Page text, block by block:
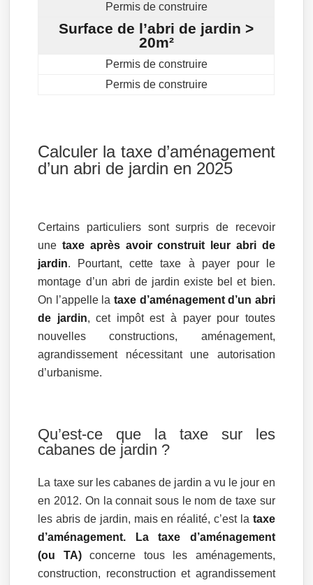
Permis de construire
Surface de l’abri de jardin >
20m²
Permis de construire
Permis de construire
Calculer la taxe d’aménagement
d’un abri de jardin en 2025
Certains particuliers sont surpris de recevoir
unetaxe après avoir construit leur abri de
jardin. Pourtant, cette taxe à payer pour le
montage d’un abri de jardin existe bel et bien.
On l’appelle la taxe d’aménagement d’un abri
de jardin, cet impôt est à payer pour toutes
nouvelles constructions, aménagement,
agrandissement nécessitant une autorisation
d’urbanisme.
Qu’est-ce que la taxe sur les
cabanes de jardin ?
La taxe sur les cabanes de jardin a vu le jour en
en 2012. On la connait sous le nom de taxe sur
les abris de jardin, mais en réalité, c’est la taxe
d’aménagement. La taxe d’aménagement
(ou TA)concerne tous les aménagements,
construction, reconstruction et agrandissement